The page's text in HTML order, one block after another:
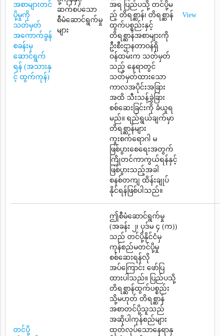
အစာများတင်
ပို့မှုကို
သတ်မှတ်
အကောက်ခွန်
စခန်းမှ
ဆောင်ရွက်
ရန် (အသားနှ
င့် ထွက်ကုန်)
ဆက်စပ်သော
စီမံဆောင်ရွက်မှု
များ
အရ ပြည်ပသို့ တင်ပို့မ
ည့် တိရစ္ဆာန်၊ တိရစ္ဆာန်
ထွက်ပစ္စည်းနှင့်
တိရစ္ဆာန်အစာများကို
ဦးစီးဌာနတာဝန်ရှိ
ဝန်ထမ်းက သတ်မှတ်
သည့် နေရာတွင်
သတ်မှတ်ထားသော
ကာလအပိုင်းအခြား
အထိ သီးသန့်ခွဲခြား
စစ်ဆေးခြင်းကို ခံယူရ
မည်။ ရည်ရွယ်ချက်မှာ
တိရစ္ဆာန်များ
ကူးစက်ရောဂါ မ
ဖြစ်ပွားစေရေးအတွက်
ကြိုတင်ကာကွယ်ရန်နှင့်
ဖြစ်ပွားသည့်အခါ
စနစ်တကျ ထိန်းချုပ်
နိုင်ရန်ဖြစ်ပါသည်။
View
တင်ပို့
ဤစီမံဆောင်ရွက်မှု
(အခန်း ၂၊ ပုဒ်မ ၄ (က))
သည် တင်ပို့နိုင်ငံမှ
ကုန်စည်မတင်ပို့မှု
စစ်ဆေးရန်လို
အပ်ကြောင်း ဖော်ပြ
ထားပါသည်။ ပြည်ပသို့
တိရစ္ဆာန်ထွက်ပစ္စည်း
သို့မဟုတ် တိရစ္ဆာန်
အစာတင်ပို့သူသည်
အဆိုပါကုန်စည်များ
ထုတ်လုပ်သောနေရာနှ